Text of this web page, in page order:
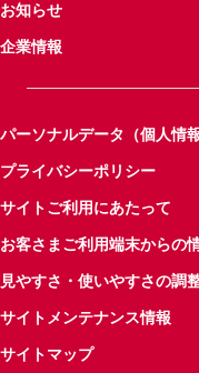
お知らせ
企業情報
パーソナルデータ（個人情
プライバシーポリシー
サイトご利用にあたって
お客さまご利用端末からの
見やすさ・使いやすさの調
サイトメンテナンス情報
サイトマップ